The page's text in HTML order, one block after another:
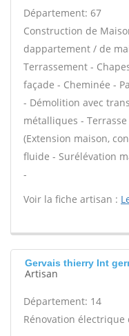
Département: 67
Construction de
dappartement / de
Terrassement -
façade - Cheminée -
- Démolition avec
métalliques -
(Extension maison,
fluide - Surélévation
-
Voir la fiche artisan :
Gervais thierry Int
Artisan
Département: 14
Rénovation